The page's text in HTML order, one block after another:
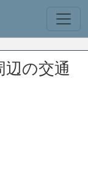
辺の交通